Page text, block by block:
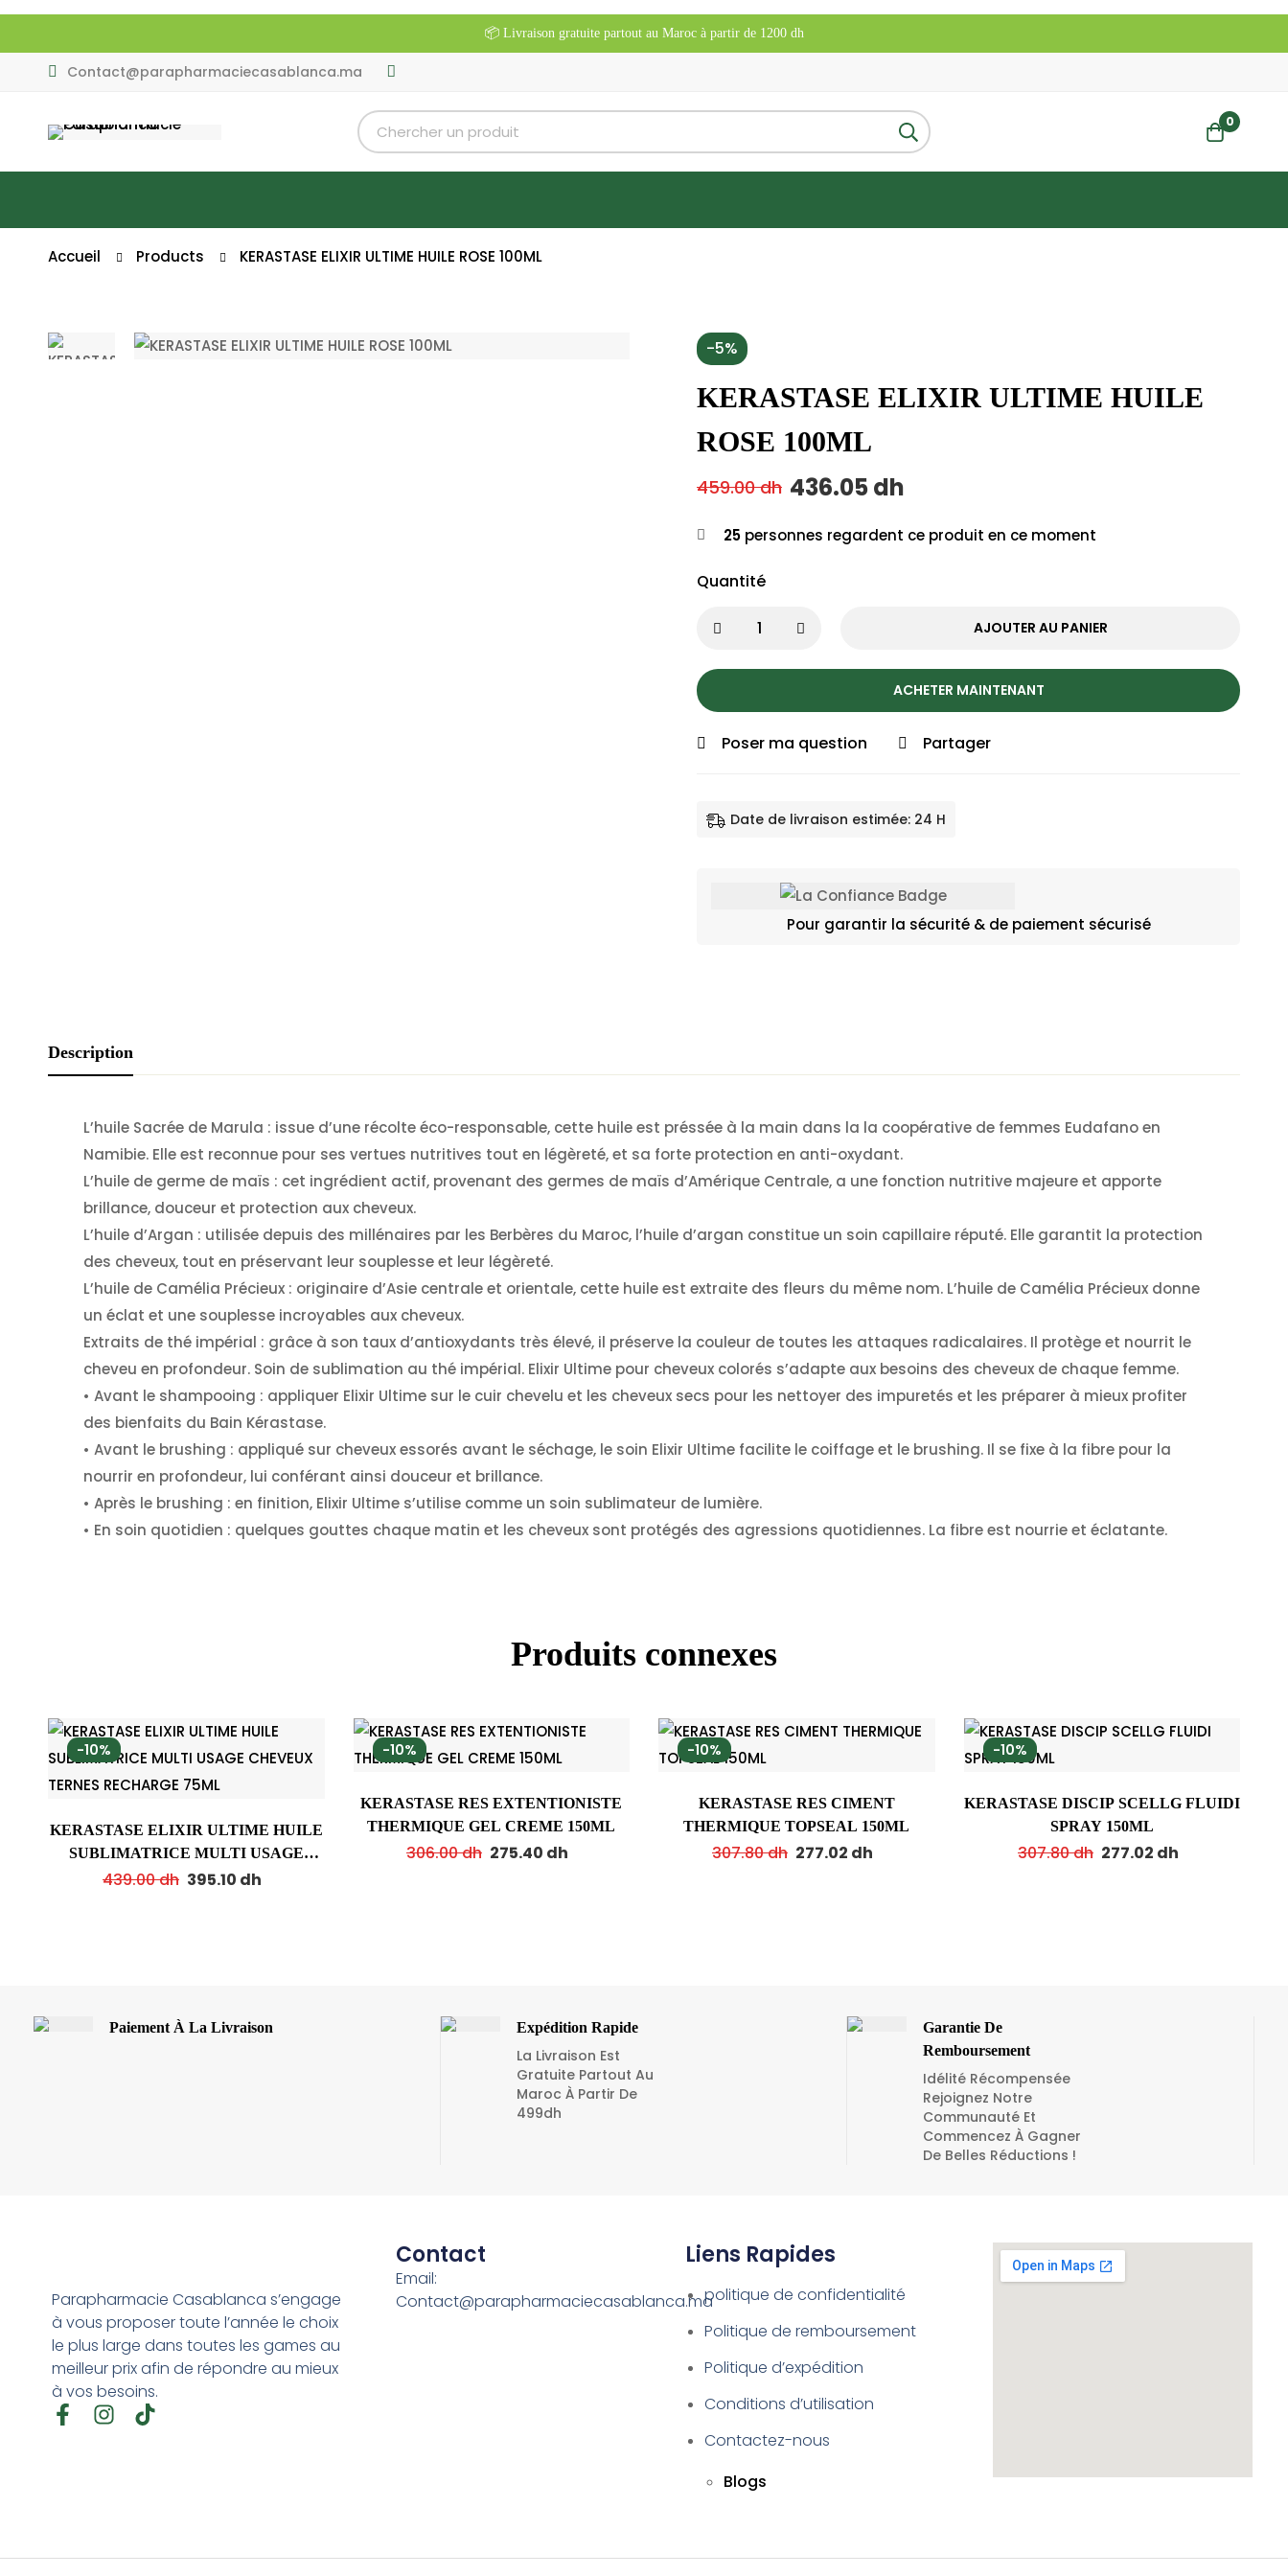
📦 Livraison gratuite partout au Maroc à partir de 1200 dh
Contact@parapharmaciecasablanca.ma
0
Accueil Products KERASTASE ELIXIR ULTIME HUILE ROSE 100ML
-5%
KERASTASE ELIXIR ULTIME HUILE
ROSE 100ML
459.00dh 436.05dh
25 personnes regardent ce produit en ce moment
Quantité
AJOUTER AU PANIER
ACHETER MAINTENANT
Poser ma question Partager
Date de livraison estimée: 24 H
Pour garantir la sécurité & de paiement sécurisé
Description
L’huile Sacrée de Marula : issue d’une récolte éco-responsable, cette huile est préssée à la main dans la la coopérative de femmes Eudafano en
Namibie. Elle est reconnue pour ses vertues nutritives tout en légèreté, et sa forte protection en anti-oxydant.
L’huile de germe de maïs : cet ingrédient actif, provenant des germes de maïs d’Amérique Centrale, a une fonction nutritive majeure et apporte
brillance, douceur et protection aux cheveux.
L’huile d’Argan : utilisée depuis des millénaires par les Berbères du Maroc, l’huile d’argan constitue un soin capillaire réputé. Elle garantit la protection
des cheveux, tout en préservant leur souplesse et leur légèreté.
L’huile de Camélia Précieux : originaire d’Asie centrale et orientale, cette huile est extraite des fleurs du même nom. L’huile de Camélia Précieux donne
un éclat et une souplesse incroyables aux cheveux.
Extraits de thé impérial : grâce à son taux d’antioxydants très élevé, il préserve la couleur de toutes les attaques radicalaires. Il protège et nourrit le
cheveu en profondeur. Soin de sublimation au thé impérial. Elixir Ultime pour cheveux colorés s’adapte aux besoins des cheveux de chaque femme.
• Avant le shampooing : appliquer Elixir Ultime sur le cuir chevelu et les cheveux secs pour les nettoyer des impuretés et les préparer à mieux profiter
des bienfaits du Bain Kérastase.
• Avant le brushing : appliqué sur cheveux essorés avant le séchage, le soin Elixir Ultime facilite le coiffage et le brushing. Il se fixe à la fibre pour la
nourrir en profondeur, lui conférant ainsi douceur et brillance.
• Après le brushing : en finition, Elixir Ultime s’utilise comme un soin sublimateur de lumière.
• En soin quotidien : quelques gouttes chaque matin et les cheveux sont protégés des agressions quotidiennes. La fibre est nourrie et éclatante.
Produits connexes
-10%
KERASTASE ELIXIR ULTIME HUILE
SUBLIMATRICE MULTI USAGE
CHEVEUX TERNES RECHARGE
439.00dh 395.10 dh
-10%
KERASTASE RES EXTENTIONISTE
THERMIQUE GEL CREME 150ML
306.00dh 275.40 dh
-10%
KERASTASE RES CIMENT
THERMIQUE TOPSEAL 150ML
307.80dh 277.02 dh
-10%
KERASTASE DISCIP SCELLG FLUIDI
SPRAY 150ML
307.80dh 277.02 dh
Paiement À La Livraison Expédition Rapide
La Livraison Est
Gratuite Partout Au
Maroc À Partir De
499dh
Garantie De
Remboursement
Idélité Récompensée
Rejoignez Notre
Communauté Et
Commencez À Gagner
De Belles Réductions !
Parapharmacie Casablanca s’engage
à vous proposer toute l’année le choix
le plus large dans toutes les games au
meilleur prix afin de répondre au mieux
à vos besoins.
Contact
Email:
Contact@parapharmaciecasablanca.ma
Liens Rapides
politique de confidentialité
Politique de remboursement
Politique d’expédition
Conditions d’utilisation
Contactez-nous
Blogs